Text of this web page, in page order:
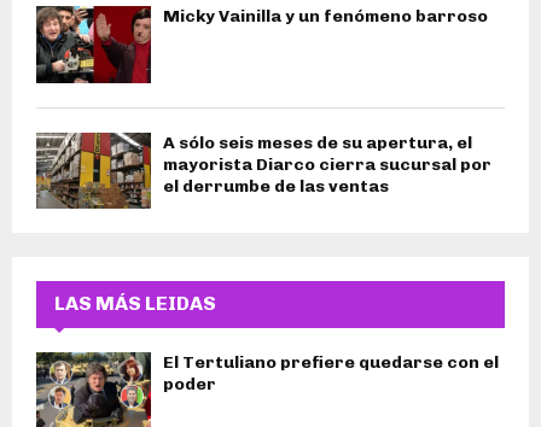
Micky Vainilla y un fenómeno barroso
A sólo seis meses de su apertura, el
mayorista Diarco cierra sucursal por
el derrumbe de las ventas
LAS MÁS LEIDAS
El Tertuliano prefiere quedarse con el
poder